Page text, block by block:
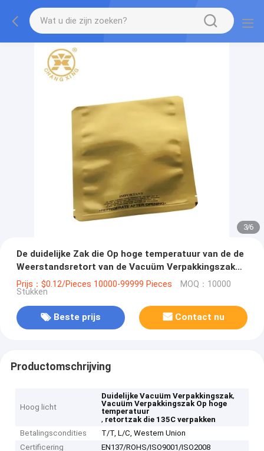
3/6
De duidelijke Zak die Op hoge temperatuur van de de
Weerstandsretort van de Vacuüm Verpakkingszak
135C verpakken
Prijs：$0.12/Pieces 10000-99999 Pieces MOQ：10000
Stukken
Beste prijs Contact nu
Productomschrijving
Hoog licht
Duidelijke Vacuüm Verpakkingszak,
Vacuüm Verpakkingszak Op hoge
temperatuur
, retortzak die 135C verpakken
Betalingscondities
T/T, L/C, Western Union
Certificering
EN137/ROHS/ISO9001/ISO2008